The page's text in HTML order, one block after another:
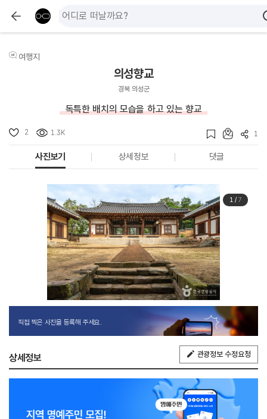
여행지
의성향교
경북 의성군
독특한 배치의 모습을 하고 있는 향교
2 1.3K 1
사진보기 상세정보 댓글
1/ 7
직접 찍은 사진을 등록해 주세요.
상세정보 관광정보 수정요청